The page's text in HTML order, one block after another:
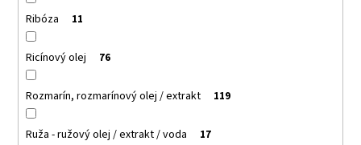
Ribóza 11
Ricínový olej 76
Rozmarín, rozmarínový olej / extrakt 119
Ruža - ružový olej / extrakt / voda 17